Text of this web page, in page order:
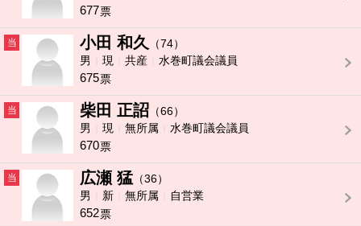
677票
当 小田 和久
（74）
男
現 共産 水巻町議会議員
675票
当 柴田 正詔 （66）
男
現 無所属 水巻町議会議員
670票
当 広瀬 猛 （36）
男
新 無所属 自営業
652票